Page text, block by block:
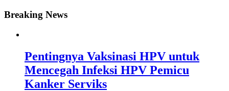
Breaking News
Pentingnya Vaksinasi HPV untuk
Mencegah Infeksi HPV Pemicu
Kanker Serviks